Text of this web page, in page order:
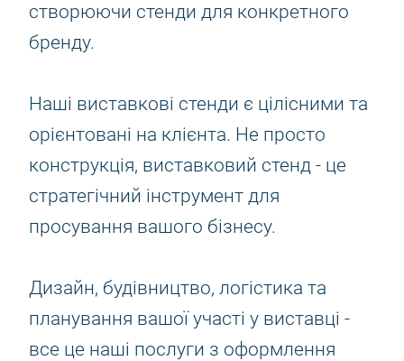
створюючи стенди для конкретного
бренду.
Наші виставкові стенди є цілісними та
орієнтовані на клієнта. Не просто
конструкція, виставковий стенд - це
стратегічний інструмент для
просування вашого бізнесу.
Дизайн, будівництво, логістика та
планування вашої участі у виставці -
все це наші послуги з оформлення